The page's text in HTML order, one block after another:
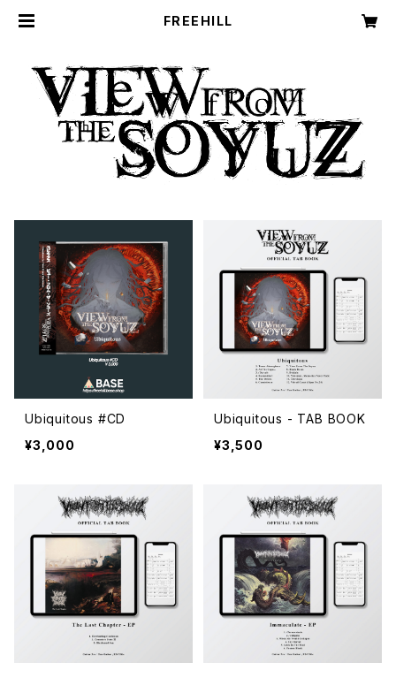
FREEHILL
Ubiquitous #CD
¥3,000
Ubiquitous - TAB BOOK
¥3,500